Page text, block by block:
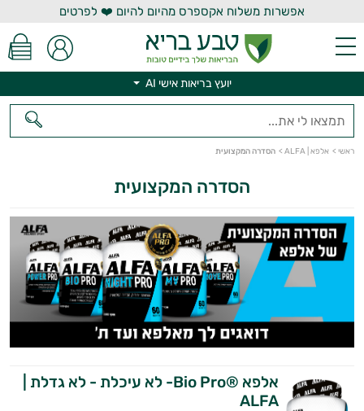
אפשרות משלוח אקספרס מהיום להיום ❤️ לפרטים
יועץ בריאות אישי AI
ראשי > אלפא | ALFA > הסדרה המקצועית
הסדרה המקצועית
אלפא ®Bio Pro- לא עיכלת - לא גדלת |
ALFA